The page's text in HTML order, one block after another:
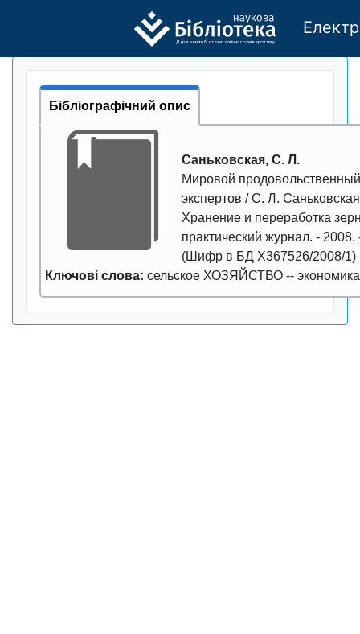
Державного бі отехно логічно го універси тету
Бібліографічний опис
Саньковская, С. Л.
Мировой
экспертов / С. Л.
Хранение и переработка
практический журнал. - 2008.
(Шифр в БД Х367526/2008/1)
Ключові слова: сельское ХОЗЯЙСТВО -- экономика